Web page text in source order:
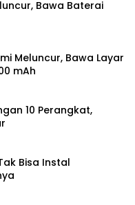
Bawa Baterai
Meluncur, Bawa Layar
mAh
10 Perangkat,
Bisa Instal